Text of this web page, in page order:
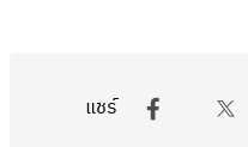
แชร์